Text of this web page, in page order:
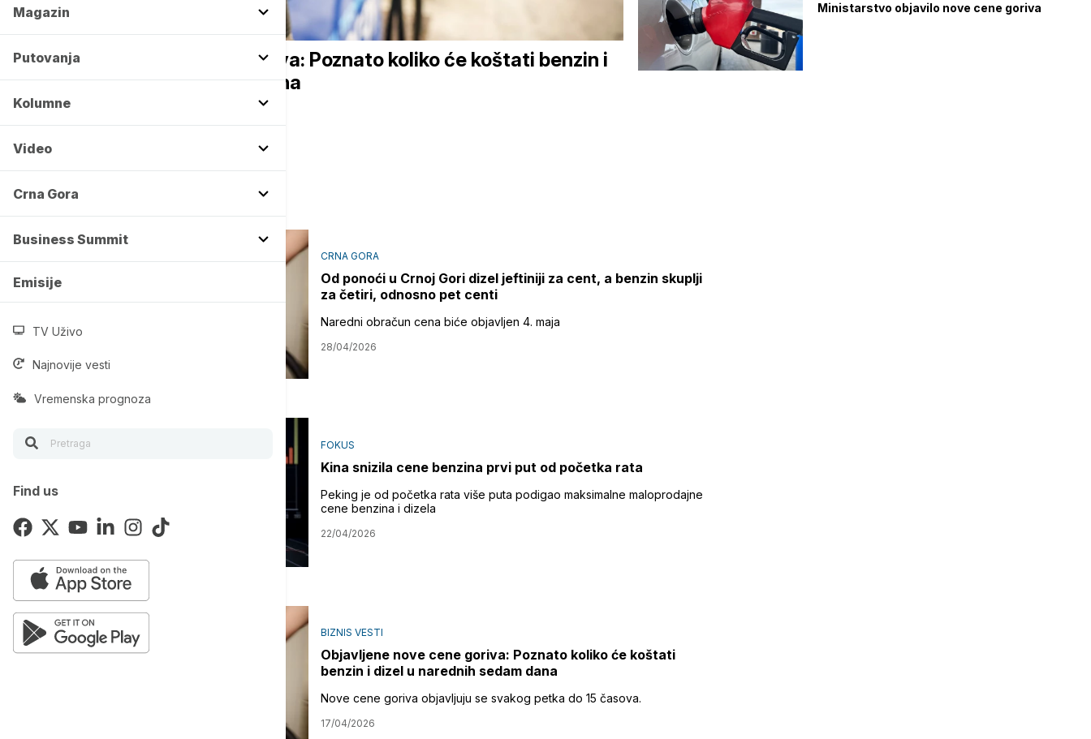
Magazin
Putovanja
Kolumne
Video
Crna Gora
Business Summit
Emisije
TV Uživo
Najnovije vesti
Vremenska prognoza
Find us
BIZNIS VESTI
Objavljene nove cene goriva: Poznato koliko će koštati benzin i
dizel u narednih sedam dana
Ministarstvo objavilo nove cene goriva
CRNA GORA
Od ponoći u Crnoj Gori dizel jeftiniji za cent, a benzin skuplji
za četiri, odnosno pet centi
Naredni obračun cena biće objavljen 4. maja
28/04/2026
FOKUS
Kina snizila cene benzina prvi put od početka rata
Peking je od početka rata više puta podigao maksimalne maloprodajne
cene benzina i dizela
22/04/2026
BIZNIS VESTI
Objavljene nove cene goriva: Poznato koliko će koštati
benzin i dizel u narednih sedam dana
Nove cene goriva objavljuju se svakog petka do 15 časova.
17/04/2026